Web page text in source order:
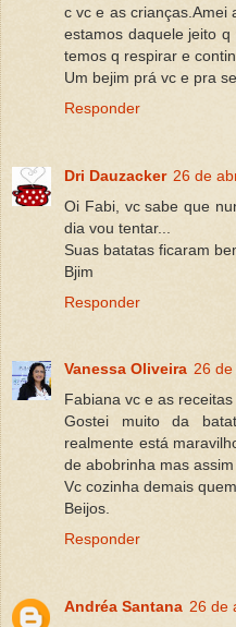
c vc e as crianças.Amei
estamos daquele jeito
temos q respirar e
Um bejim prá vc e pra
Responder
Dri Dauzacker 26 de
Oi Fabi, vc sabe que
dia vou tentar...
Suas batatas ficaram
Bjim
Responder
Vanessa Oliveira 26 de
Fabiana vc e as
Gostei muito da
realmente está
de abobrinha mas
Vc cozinha demais
Beijos.
Responder
Andréa Santana 26 de